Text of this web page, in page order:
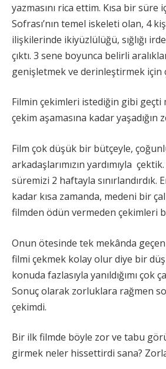
yazmasını rica ettim. Kısa bir süre
Sofrası’nın temel iskeleti olan, 4
ilişkilerinde ikiyüzlülüğü, sığlığı
çıktı. 3 sene boyunca belirli
genişletmek ve derinleştirmek için
Filmin çekimleri istediğin gibi geçti
çekim aşamasına kadar
Film çok düşük bir bütçeyle,
arkadaşlarımızın yardımıyla
süremizi 2 haftayla sınırlandırdık.
kadar kısa zamanda, medeni bir
filmden ödün vermeden çekimleri
Onun ötesinde tek mekânda
filmi çekmek kolay olur diye bir
konuda fazlasıyla yanıldığımı çok
Sonuç olarak zorluklara rağmen
çekimdi.
Bir ilk filmde böyle zor ve tabu
girmek neler hissettirdi sana?